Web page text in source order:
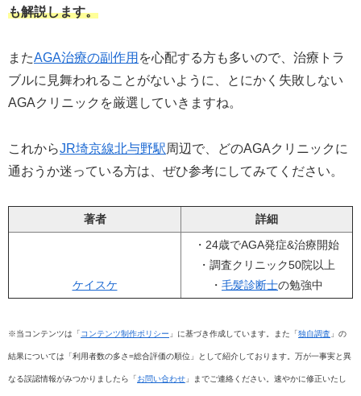
も解説します。
またAGA治療の副作用 を心配する方も多いので、治療トラ
ブルに見舞われることがないように、とにかく失敗しない
AGAクリニックを厳選していきますね。
これからJR埼京線北与野駅周辺で、どのAGAクリニックに
通おうか迷っている方は、ぜひ参考にしてみてください。
著者 詳細
ケイスケ
・24歳でAGA発症&治療開始
・調査クリニック50院以上
・ 毛髪診断士の勉強中
※当コンテンツは「 コンテンツ制作ポリシー 」に基づき作成しています。また「 独自調査 」の
結果については「利用者数の多さ=総合評価の順位」として紹介しております。万が一事実と異
なる誤認情報がみつかりましたら「 お問い合わせ 」までご連絡ください。速やかに修正いたし